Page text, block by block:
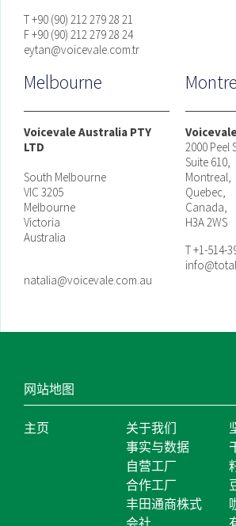
T +90 (90) 212 279 28 21
F +90 (90) 212 279 28 24
eytan@voicevale.com.tr
Melbourne
Voicevale Australia PTY
LTD
South Melbourne
VIC 3205
Melbourne
Victoria
Australia
natalia@voicevale.com.au
2000 Peel
Suite 610,
Montreal,
Quebec,
Canada,
H3A 2WS
T +1-514-
网站地图
主页
关于我们
事实与数据
自营工厂
合作工厂
丰田通商株式
会社